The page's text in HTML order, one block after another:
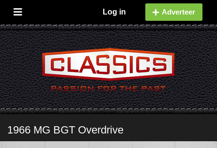
Log in Adverteer
1966 MG BGT Overdrive